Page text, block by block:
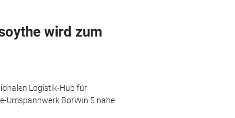
wird zum
Logistik-Hub für
Umspannwerk BorWin 5 nahe